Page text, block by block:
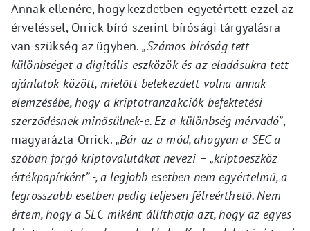
Annak ellenére, hogy kezdetben egyetértett ezzel az
érveléssel, Orrick bíró szerint bírósági tárgyalásra
van szükség az ügyben.„Számos bíróság tett
különbséget a digitális eszközök és az eladásukra tett
ajánlatok között, mielőtt belekezdett volna annak
elemzésébe, hogy a kriptotranzakciók befektetési
szerződésnek minősülnek-e. Ez a különbség mérvadó”,
magyarázta Orrick. „Bár az a mód, ahogyan a SEC a
szóban forgó kriptovalutákat nevezi – „kriptoeszköz
értékpapírként” -, a legjobb esetben nem egyértelmű, a
legrosszabb esetben pedig teljesen félreérthető. Nem
értem, hogy a SEC miként állíthatja azt, hogy az egyes